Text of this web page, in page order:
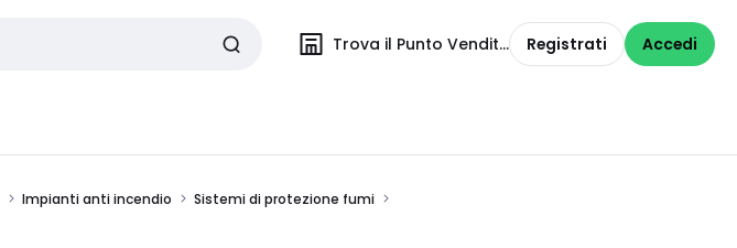
Trova il Punto Vendita Registrati Accedi
Impianti anti incendio
Sistemi di protezione fumi